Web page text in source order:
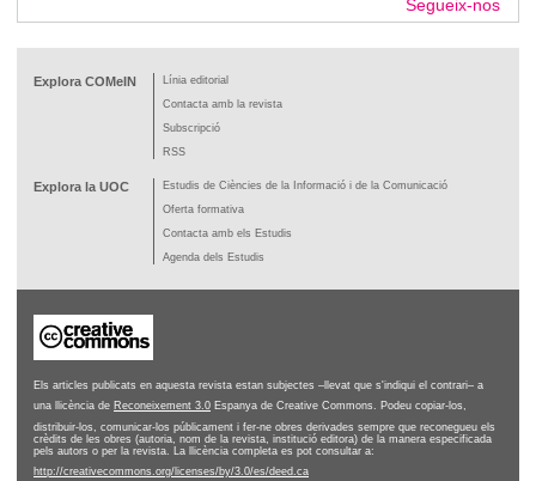
Segueix-nos
Explora COMeIN
Línia editorial
Contacta amb la revista
Subscripció
RSS
Explora la UOC
Estudis de Ciències de la Informació i de la Comunicació
Oferta formativa
Contacta amb els Estudis
Agenda dels Estudis
Els articles publicats en aquesta revista estan subjectes –llevat que s'indiqui el contrari– a
una llicència de Reconeixement 3.0 Espanya de Creative Commons. Podeu copiar-los,
distribuir-los, comunicar-los públicament i fer-ne obres derivades sempre que reconegueu els
crèdits de les obres (autoria, nom de la revista, institució editora) de la manera especificada
pels autors o per la revista. La llicència completa es pot consultar a:
http://creativecommons.org/licenses/by/3.0/es/deed.ca